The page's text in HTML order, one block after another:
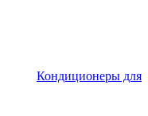
Кондиционеры для